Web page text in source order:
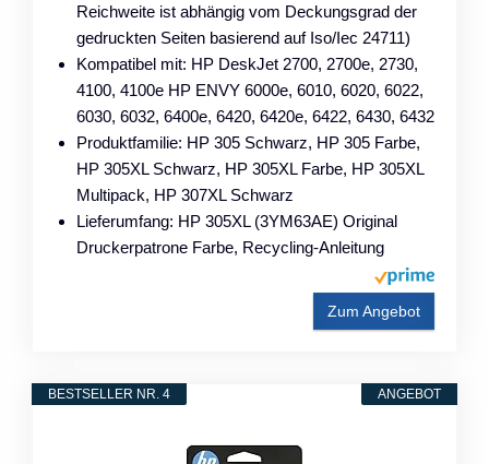
Reichweite ist abhängig vom Deckungsgrad der
gedruckten Seiten basierend auf Iso/Iec 24711)
Kompatibel mit: HP DeskJet 2700, 2700e, 2730,
4100, 4100e HP ENVY 6000e, 6010, 6020, 6022,
6030, 6032, 6400e, 6420, 6420e, 6422, 6430, 6432
Produktfamilie: HP 305 Schwarz, HP 305 Farbe,
HP 305XL Schwarz, HP 305XL Farbe, HP 305XL
Multipack, HP 307XL Schwarz
Lieferumfang: HP 305XL (3YM63AE) Original
Druckerpatrone Farbe, Recycling-Anleitung
Zum Angebot
ANGEBOT
BESTSELLER NR. 4